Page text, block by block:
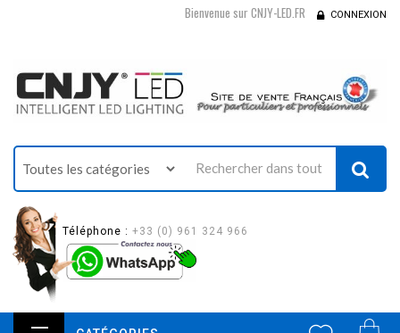
Bienvenue sur CNJY-LED.FR CONNEXION
Téléphone : +33 (0) 961 324 966